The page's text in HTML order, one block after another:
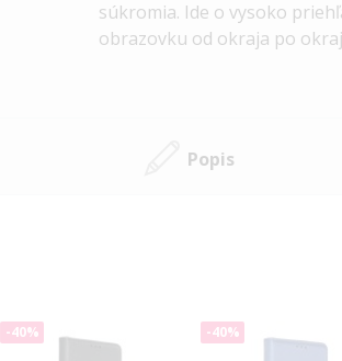
súkromia. Ide o vysoko
obrazovku od okraja po
Popis
-40% -40%